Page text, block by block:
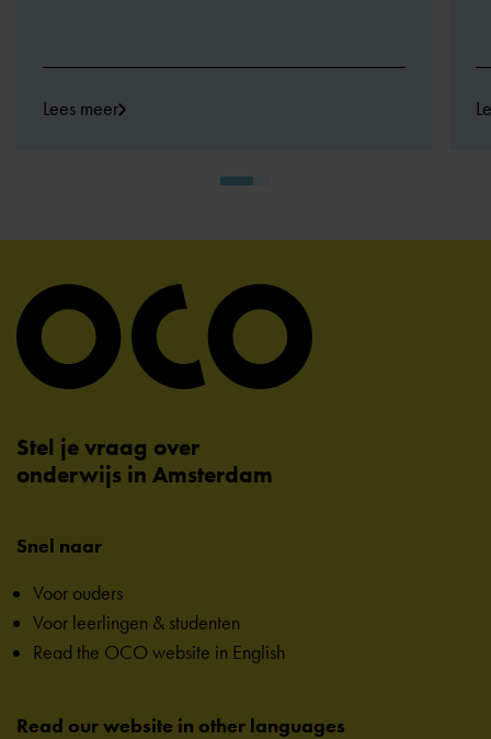
Lees meer
Stel je vraag over
onderwijs in Amsterdam
Snel naar
Voor ouders
Voor leerlingen & studenten
Read the OCO website in English
Read our website in other languages